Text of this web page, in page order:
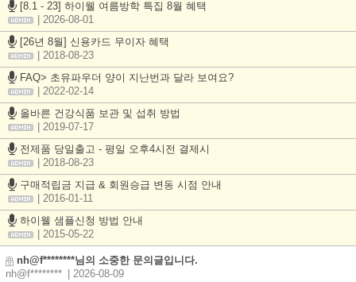
[8.1 - 23] 하이웰 여름방학 특집 8월 혜택
| 2026-08-01
[26년 8월] 신용카드 무이자 혜택
| 2018-08-23
FAQ> 초유파우더 양이 지난번과 달라 보여요?
| 2022-02-14
올바른 건강식품 보관 및 섭취 방법
| 2019-07-17
전제품 당일출고 - 평일 오후4시전 결제시
| 2018-08-23
구매적립금 지급 & 회원승급 변동 시점 안내
| 2016-01-11
하이웰 샘플신청 방법 안내
| 2015-05-22
nh@f********님의 소중한 문의글입니다.
nh@f********
| 2026-08-09